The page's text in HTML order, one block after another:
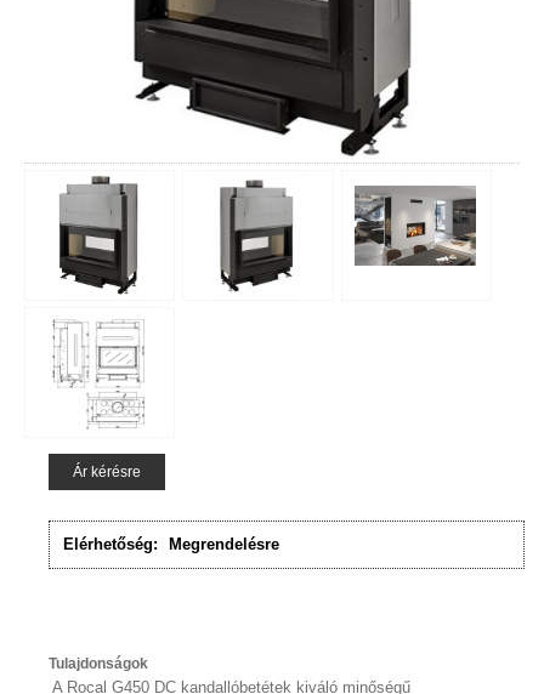
Ár kérésre
Elérhetőség: Megrendelésre
Tulajdonságok
A Rocal G450 DC kandallóbetétek kiváló minőségű